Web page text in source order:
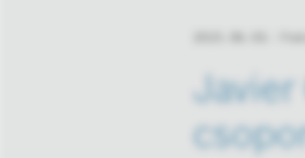
Javier